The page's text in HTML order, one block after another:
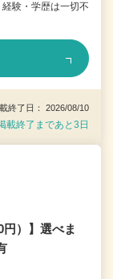
験・学歴は一切不
終了日： 2026/08/10
載終了まであと3日
円）】選べま